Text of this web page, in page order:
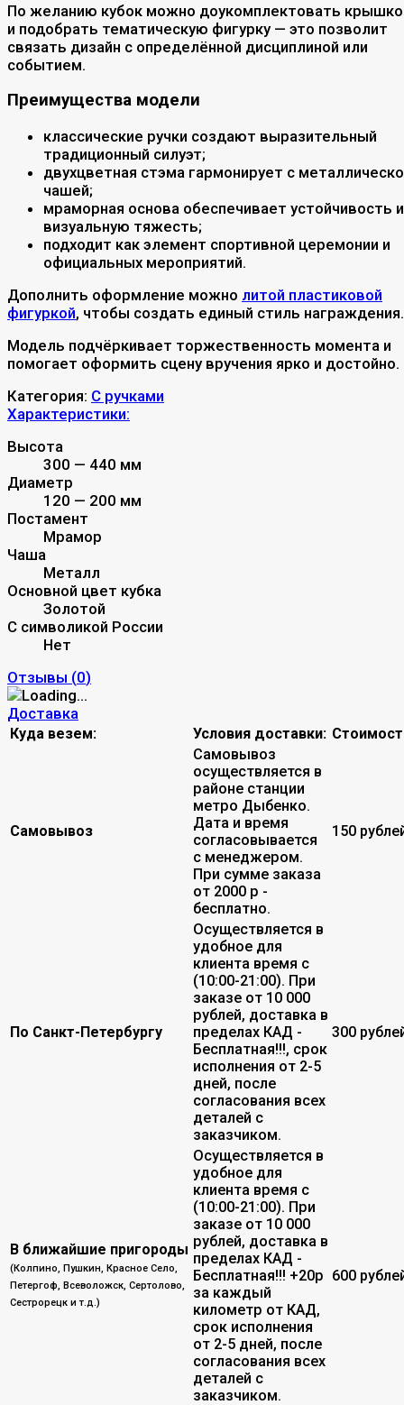
По желанию кубок можно доукомплектовать
и подобрать тематическую фигурку — это позволит
связать дизайн с определённой дисциплиной или
событием.
Преимущества модели
классические ручки создают выразительный
традиционный силуэт;
двухцветная стэма гармонирует с
чашей;
мраморная основа обеспечивает устойчивость и
визуальную тяжесть;
подходит как элемент спортивной церемонии и
официальных мероприятий.
Дополнить оформление можно литой пластиковой
фигуркой, чтобы создать единый стиль награждения.
Модель подчёркивает торжественность момента и
помогает оформить сцену вручения ярко и достойно.
Категория: С ручками
Характеристики:
Высота
300 — 440 мм
Диаметр
120 — 200 мм
Постамент
Мрамор
Чаша
Металл
Основной цвет кубка
Золотой
С символикой России
Нет
Отзывы (0)
Доставка
Куда везем: Условия доставки:
Самовывоз
Самовывоз
осуществляется в
районе станции
метро Дыбенко.
Дата и время
согласовывается
с менеджером.
При сумме заказа
от 2000 р -
бесплатно.
150
По Санкт-Петербургу
Осуществляется в
удобное для
клиента время с
(10:00-21:00). При
заказе от 10 000
рублей, доставка в
пределах КАД -
Бесплатная!!!, срок
исполнения от 2-5
дней, после
согласования всех
деталей с
заказчиком.
300
В ближайшие пригороды
(Колпино, Пушкин, Красное Село,
Петергоф, Всеволожск, Сертолово,
Сестрорецк и т.д.)
Осуществляется в
удобное для
клиента время с
(10:00-21:00). При
заказе от 10 000
рублей, доставка в
пределах КАД -
Бесплатная!!! +20р
за каждый
километр от КАД,
срок исполнения
от 2-5 дней, после
согласования всех
деталей с
заказчиком.
600